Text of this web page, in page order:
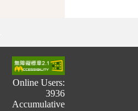
Online Users:
3936
Accumulative